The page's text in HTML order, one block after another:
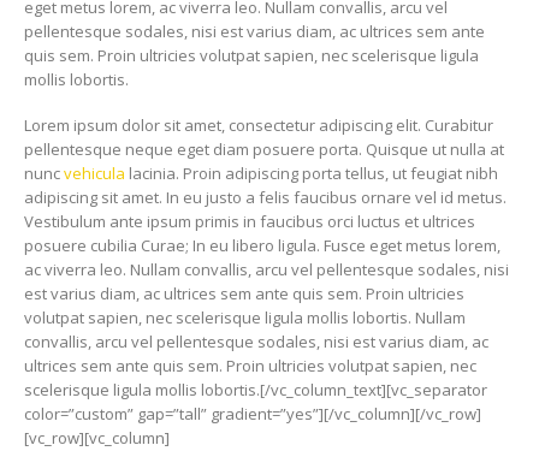
eget metus lorem, ac viverra leo. Nullam convallis, arcu vel
pellentesque sodales, nisi est varius diam, ac ultrices sem ante
quis sem. Proin ultricies volutpat sapien, nec scelerisque ligula
mollis lobortis.
Lorem ipsum dolor sit amet, consectetur adipiscing elit. Curabitur
pellentesque neque eget diam posuere porta. Quisque ut nulla at
nuncvehicula lacinia. Proin adipiscing porta tellus, ut feugiat nibh
adipiscing sit amet. In eu justo a felis faucibus ornare vel id metus.
Vestibulum ante ipsum primis in faucibus orci luctus et ultrices
posuere cubilia Curae; In eu libero ligula. Fusce eget metus lorem,
ac viverra leo. Nullam convallis, arcu vel pellentesque sodales, nisi
est varius diam, ac ultrices sem ante quis sem. Proin ultricies
volutpat sapien, nec scelerisque ligula mollis lobortis. Nullam
convallis, arcu vel pellentesque sodales, nisi est varius diam, ac
ultrices sem ante quis sem. Proin ultricies volutpat sapien, nec
scelerisque ligula mollis lobortis.[/vc_column_text][vc_separator
color=”custom” gap=”tall” gradient=”yes”][/vc_column][/vc_row]
[vc_row][vc_column]